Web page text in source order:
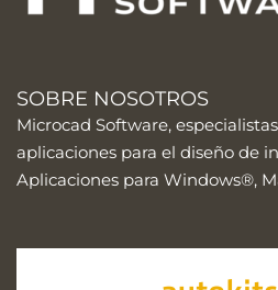
SOBRE NOSOTROS
Microcad Software,
aplicaciones para el diseño de
Aplicaciones para Windows®,